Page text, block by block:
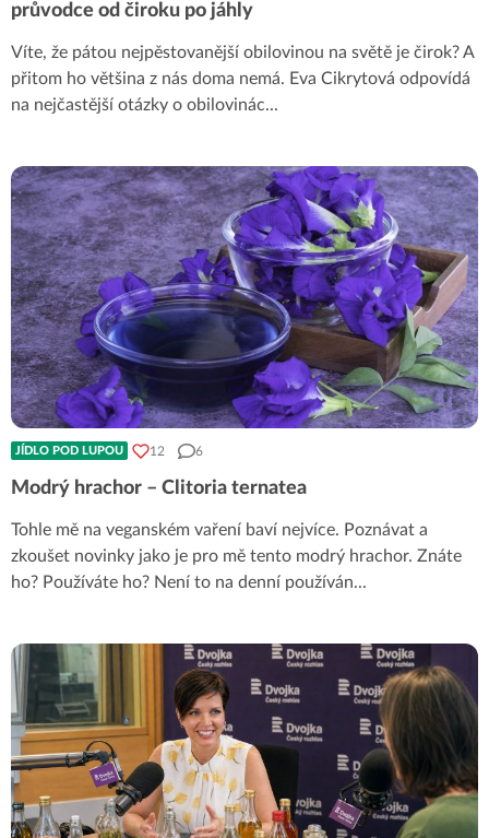
průvodce od čiroku po jáhly
Víte, že pátou nejpěstovanější obilovinou na světě je čirok? A
přitom ho většina z nás doma nemá. Eva Cikrytová odpovídá
na nejčastější otázky o obilovinác...
JÍDLO POD LUPOU 12 6
Modrý hrachor – Clitoria ternatea
Tohle mě na veganském vaření baví nejvíce. Poznávat a
zkoušet novinky jako je pro mě tento modrý hrachor. Znáte
ho? Používáte ho? Není to na denní používán...